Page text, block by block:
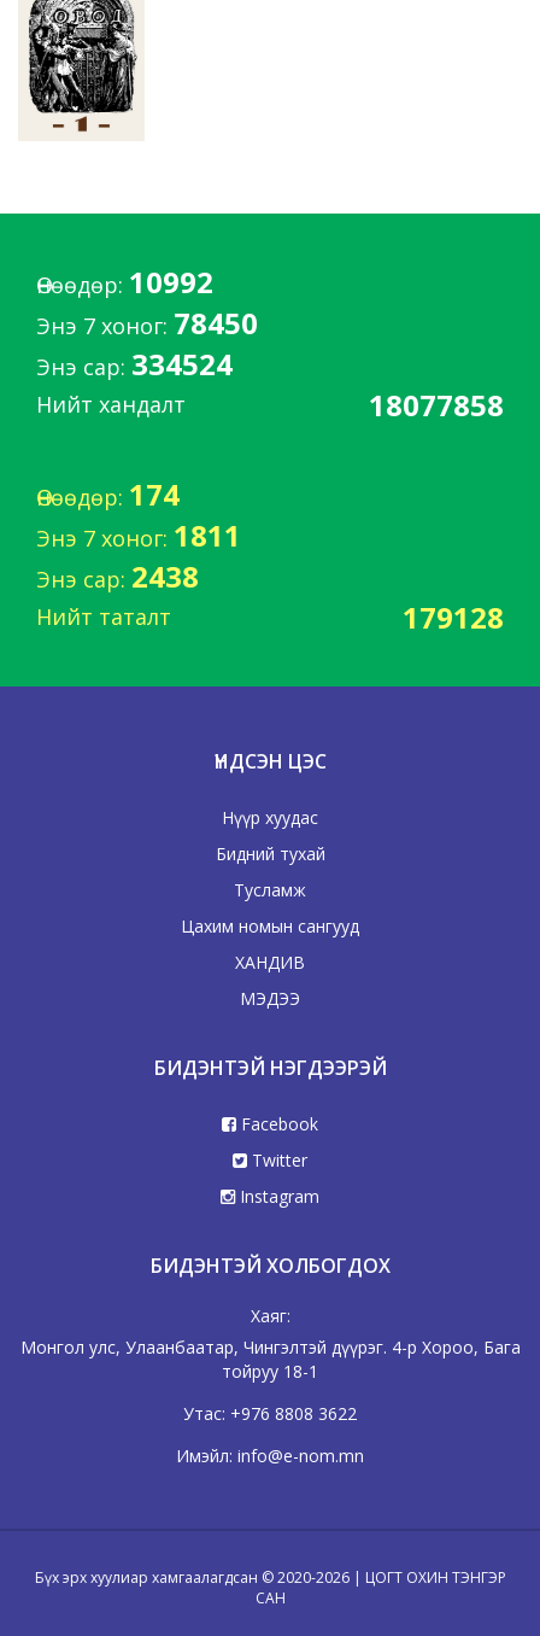
Өнөөдөр: 10992
Энэ 7 хоног: 78450
Энэ сар: 334524
Нийт хандалт 18077858
Өнөөдөр: 174
Энэ 7 хоног: 1811
Энэ сар: 2438
Нийт таталт 179128
ҮНДСЭН ЦЭС
Нүүр хуудас
Бидний тухай
Тусламж
Цахим номын сангууд
ХАНДИВ
МЭДЭЭ
БИДЭНТЭЙ НЭГДЭЭРЭЙ
Facebook
Twitter
Instagram
БИДЭНТЭЙ ХОЛБОГДОХ
Хаяг:
Монгол улс, Улаанбаатар, Чингэлтэй дүүрэг. 4-р Хороо, Бага
тойруу 18-1
Утас: +976 8808 3622
Имэйл: info@e-nom.mn
Бүх эрх хуулиар хамгаалагдсан © 2020-2026 | ЦОГТ ОХИН ТЭНГЭР
САН